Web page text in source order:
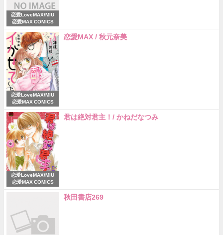
恋愛LoveMAX/MIU
恋愛MAX COMICS
恋愛LoveMAX/MIU
恋愛MAX COMICS
恋愛MAX / 秋元奈美
恋愛LoveMAX/MIU
恋愛MAX COMICS
君は絶対君主！/ かねだなつみ
秋田書店269